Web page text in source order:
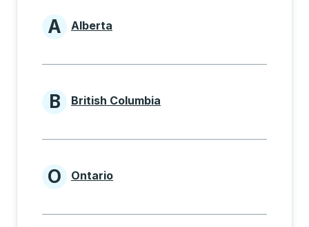
Provinces beginning with A
A Alberta
Provinces beginning with B
B British Columbia
Provinces beginning with O
O Ontario